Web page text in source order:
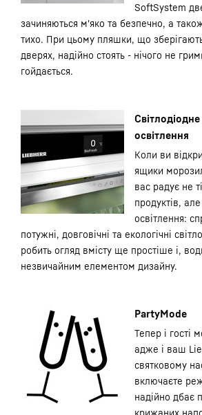
SoftSystem
зачиняються м'яко та безпечно, а
тихо. При цьому пляшки, що
дверях, надійно стоять - нічого не
гойдається.
освітлення
Коли ви
ящики
вас радує не
продуктів,
освітлення:
потужні, довговічні та екологічні
робить огляд вмісту ще простіше і,
незвичайним елементом дизайну.
PartyMode
Тепер і гості
адже і ваш
святковому
включаєте
надійно дбає
крижаних